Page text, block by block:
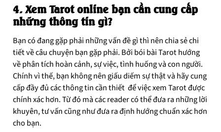
4. Xem Tarot online bạn cần cung cấp
những thông tin gì?
Bạn có đang gặp phải những vấn đề gì thì nên chia sẻ chi
tiết về câu chuyện bạn gặp phải. Bởi bói bài Tarot hướng
về phân tích hoàn cảnh, sự việc, tình huống và con người.
Chính vì thế, bạn không nên giấu diếm sự thật và hãy cung
cấp đầy đủ các thông tin cần thiết để việc xem Tarot được
chính xác hơn. Từ đó mà các reader có thể đưa ra những lời
khuyên, tư vấn cũng như đưa ra định hướng chuẩn xác hơn
cho bạn.